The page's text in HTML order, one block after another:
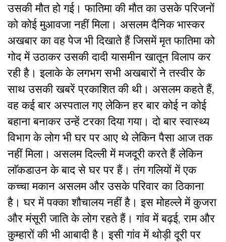
उसकी मौत हो गई। फातिमा की मौत का उसके परिजनों
को कोई मुआवजा नहीं मिला। असलम दैनिक भास्कर
अखबार का वह पेज भी दिखाते हैं जिसमें मृत फातिमा को
गोद में उठाकर उसकी दादी यासमीन खातून विलाप कर
रही है। इलाके के लगभग सभी अखबारों ने तस्वीर के
साथ उसकी खबरें प्रकाशित की थी। असलम कहते हैं,
वह कई बार अस्पताल गए लेकिन हर बार कोई न कोई
बहाना बनाकर उन्हें टरका दिया गया। दो बार स्वास्थ्य
विभाग के लोग भी घर पर आए थे लेकिन पैसा आज तक
नहीं मिला। असलम दिल्ली में मजदूरी करते हैं लेकिन
लाॅकडाउन के बाद से घर पर हैं। तंग गलियों में एक
कच्चा मकान असलम और उसके परिवार का ठिकाना
है। घर में पक्का शौचालय नहीं है। इस मोहल्ले में कुजरा
और मंसूरी जाति के लोग रहते हैं। गांव में बढ़ई, राम और
कुम्हारों की भी आबादी है। इसी गांव में थोड़ी दूरी पर